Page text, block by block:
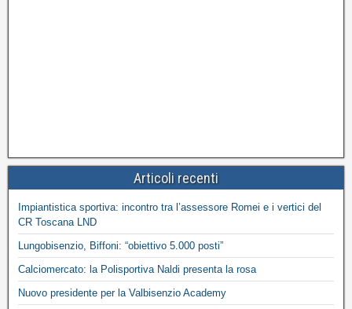
Articoli recenti
Impiantistica sportiva: incontro tra l’assessore Romei e i vertici del
CR Toscana LND
Lungobisenzio, Biffoni: “obiettivo 5.000 posti”
Calciomercato: la Polisportiva Naldi presenta la rosa
Nuovo presidente per la Valbisenzio Academy